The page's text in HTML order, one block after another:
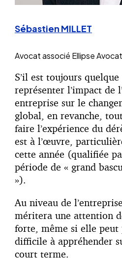
Sébastien MILLET
Avocat associé Ellipse
S’il est toujours
représenter l’impact de
entreprise sur le
global, en revanche,
faire l’expérience du
est à l’œuvre,
cette année (qualifiée
période de « grand
»).
Au niveau de
méritera une attention
forte, même si elle peut
difficile à appréhender
court terme.